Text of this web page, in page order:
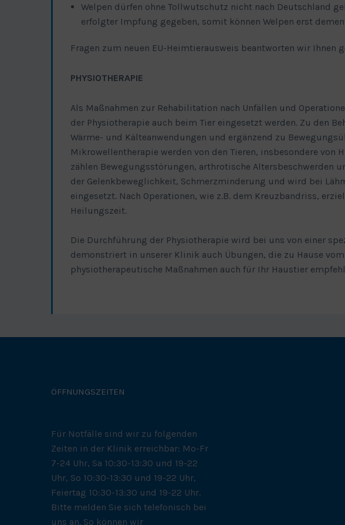
Welpen dürfen ohne Tollwutschutz nicht nach Deutschland
erfolgter Impfung gegeben, somit können Welpen erst
Fragen zum neuen EU-Heimtierausweis beantworten wir Ihnen
PHYSIOTHERAPIE
Als Maßnahmen zur Rehabilitation nach Unfällen und
der Physiotherapie auch beim Tier eingesetzt werden. Zu den
Wärme- und Kälteanwendungen und ergänzend zu
Mikrowellentherapie werden von den Tieren, insbesondere
zählen Bewegungsstörungen, arthrotische Altersbeschwerden
der Gelenkbeweglichkeit, Schmerzminderung und wird bei
eingesetzt. Nach Operationen, wie z.B. dem Kreuzbandriss,
Heilungszeit.
Die Durchführung der Physiotherapie wird bei uns von einer
demonstriert in unserer Klinik auch Übungen, die zu Hause
physiotherapeutische Maßnahmen auch für Ihr Haustier
ÖFFNUNGSZEITEN
Für Notfälle sind wir zu folgenden
Zeiten in der Klinik erreichbar: Mo-Fr
7-24 Uhr, Sa 10:30-13:30 und 19-22
Uhr, So 10:30-13:30 und 19-22 Uhr,
Feiertag 10:30-13:30 und 19-22 Uhr.
Bitte melden Sie sich telefonisch bei
uns an. So können wir